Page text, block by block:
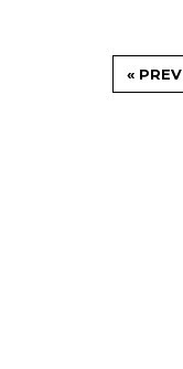
« PREV